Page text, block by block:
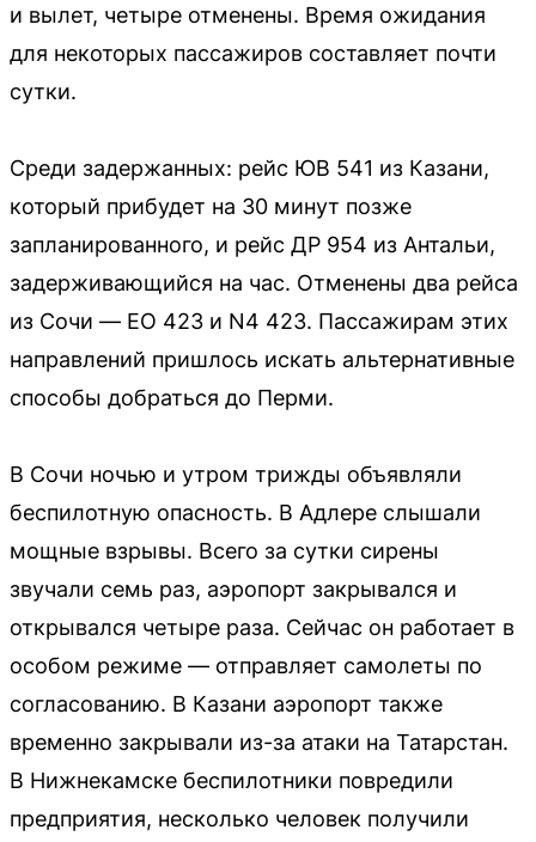
и вылет, четыре отменены. Время ожидания
для некоторых пассажиров составляет почти
сутки.
Среди задержанных: рейс ЮВ 541 из Казани,
который прибудет на 30 минут позже
запланированного, и рейс ДР 954 из Антальи,
задерживающийся на час. Отменены два рейса
из Сочи — EO 423 и N4 423. Пассажирам этих
направлений пришлось искать альтернативные
способы добраться до Перми.
В Сочи ночью и утром трижды объявляли
беспилотную опасность. В Адлере слышали
мощные взрывы. Всего за сутки сирены
звучали семь раз, аэропорт закрывался и
открывался четыре раза. Сейчас он работает в
особом режиме — отправляет самолеты по
согласованию. В Казани аэропорт также
временно закрывали из-за атаки на Татарстан.
В Нижнекамске беспилотники повредили
предприятия, несколько человек получили